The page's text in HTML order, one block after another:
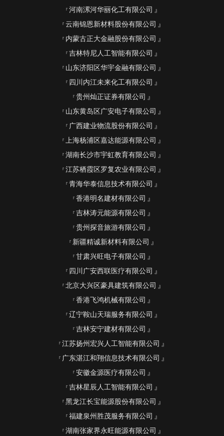
河南漯河华丽化工有限公司
云南锦恩新材料股份有限公司
内蒙古正大金融股份有限公司
吉林特尼人工智能有限公司
山东济阳区华宇金融有限公司
四川内江未来化工有限公司
贵州灿正证券有限公司
山东黄岛区广安电子有限公司
广西建业物流股份有限公司
上海杨浦区嘉达能源有限公司
湖南长沙市宇虹教育有限公司
江苏栖霞区罗复农业有限公司
青海华泰信息技术有限公司
香港明名建材有限公司
吉林涛元能源有限公司
贵州探音旅游有限公司
新疆精诚新材料有限公司
甘肃兴旺电子有限公司
四川广安西联医疗有限公司
北京大兴区豪具建筑有限公司
香港飞鸿机械有限公司
辽宁鞍山天瑞服务有限公司
吉林安宁建材有限公司
江苏扬州宏兴人工智能有限公司
广东湛江和翔信息技术有限公司
安徽金源医疗有限公司
吉林星辰人工智能有限公司
黑龙江长宝能源股份有限公司
福建泉州胜茂服务有限公司
湖南张家界永旺能源有限公司